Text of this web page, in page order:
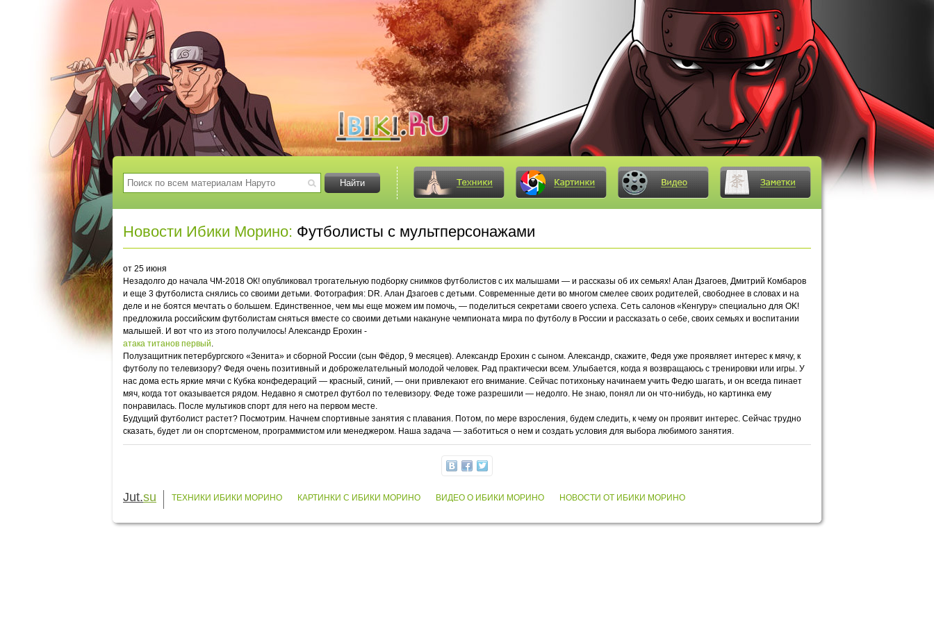
Новости Ибики Морино: Футболисты с мультперсонажами
от 25 июня
Незадолго до начала ЧМ-2018 ОК! опубликовал трогательную подборку снимков футболистов с их малышами — и рассказы об их семьях! Алан Дзагоев, Дмитрий Комбаров
и еще 3 футболиста снялись со своими детьми. Фотография: DR. Алан Дзагоев с детьми. Современные дети во многом смелее своих родителей, свободнее в словах и на
деле и не боятся мечтать о большем. Единственное, чем мы еще можем им помочь, — поделиться секретами своего успеха. Сеть салонов «Кенгуру» специально для ОK!
предложила российским футболистам сняться вместе со своими детьми накануне чемпионата мира по футболу в России и рассказать о себе, своих семьях и воспитании
малышей. И вот что из этого получилось! Александр Ерохин -
атака титанов первый.
Полузащитник петербургского «Зенита» и сборной России (сын Фёдор, 9 месяцев). Александр Ерохин с сыном. Александр, скажите, Федя уже проявляет интерес к мячу, к
футболу по телевизору? Федя очень позитивный и доброжелательный молодой человек. Рад практически всем. Улыбается, когда я возвращаюсь с тренировки или игры. У
нас дома есть яркие мячи с Кубка конфедераций — красный, синий, — они привлекают его внимание. Сейчас потихоньку начинаем учить Федю шагать, и он всегда пинает
мяч, когда тот оказывается рядом. Недавно я смотрел футбол по телевизору. Феде тоже разрешили — недолго. Не знаю, понял ли он что-нибудь, но картинка ему
понравилась. После мультиков спорт для него на первом месте.
Будущий футболист растет? Посмотрим. Начнем спортивные занятия с плавания. Потом, по мере взросления, будем следить, к чему он проявит интерес. Сейчас трудно
сказать, будет ли он спортсменом, программистом или менеджером. Наша задача — заботиться о нем и создать условия для выбора любимого занятия.
Jut.su ТЕХНИКИ ИБИКИ МОРИНО КАРТИНКИ С ИБИКИ МОРИНО ВИДЕО О ИБИКИ МОРИНО НОВОСТИ ОТ ИБИКИ МОРИНО